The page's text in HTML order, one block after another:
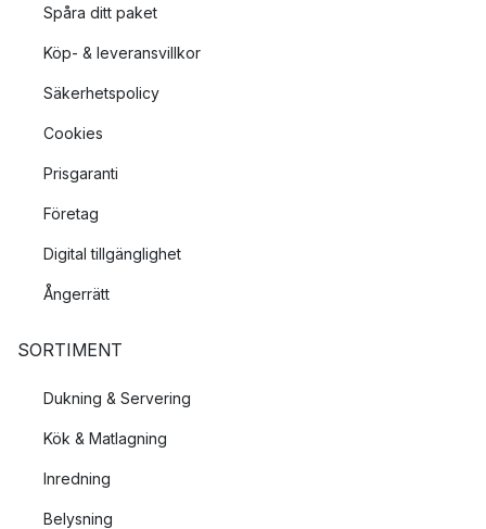
Spåra ditt paket
Köp- & leveransvillkor
Säkerhetspolicy
Cookies
Prisgaranti
Företag
Digital tillgänglighet
Ångerrätt
SORTIMENT
Dukning & Servering
Kök & Matlagning
Inredning
Belysning